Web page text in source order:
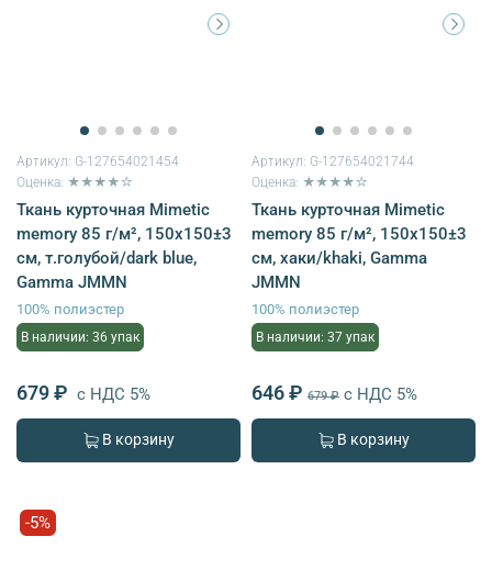
Артикул: G-127654021454
Оценка: ★★★★☆
Ткань курточная Mimetic
memory 85 г/м², 150х150±3
см, т.голубой/dark blue,
Gamma JMMN
100% полиэстер
В наличии: 36 упак
679 ₽ с НДС 5%
В корзину
Артикул: G-127654021744
Оценка: ★★★★☆
Ткань курточная Mimetic
memory 85 г/м², 150х150±3
см, хаки/khaki, Gamma
JMMN
100% полиэстер
В наличии: 37 упак
646 ₽ 679 ₽ с НДС 5%
В корзину
-5%